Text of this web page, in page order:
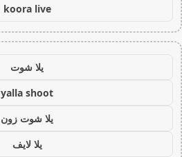
koora live
يلا شوت
yalla shoot
يلا شوت زون
يلا لايف